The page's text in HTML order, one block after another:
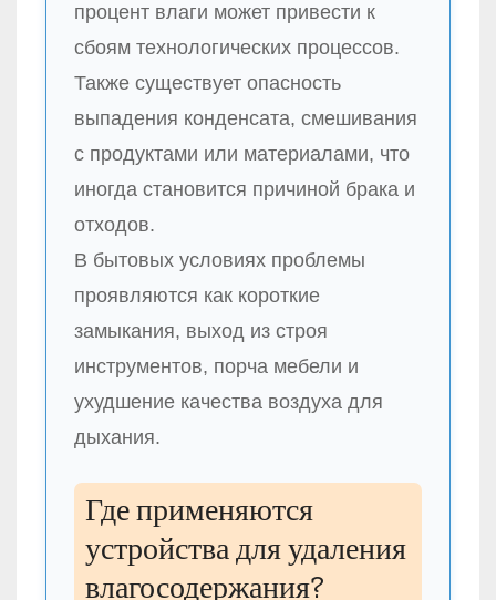
процент влаги может привести к
сбоям технологических процессов.
Также существует опасность
выпадения конденсата, смешивания
с продуктами или материалами, что
иногда становится причиной брака и
отходов.
В бытовых условиях проблемы
проявляются как короткие
замыкания, выход из строя
инструментов, порча мебели и
ухудшение качества воздуха для
дыхания.
Где применяются
устройства для удаления
влагосодержания?